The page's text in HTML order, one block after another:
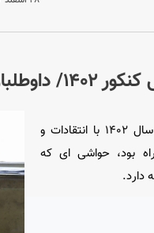
نقد داشتند؟
کنکور و آزمون‌ها در سال ۱۴۰۲ با انتقادات و
بود، حواشی ای که
دارد.